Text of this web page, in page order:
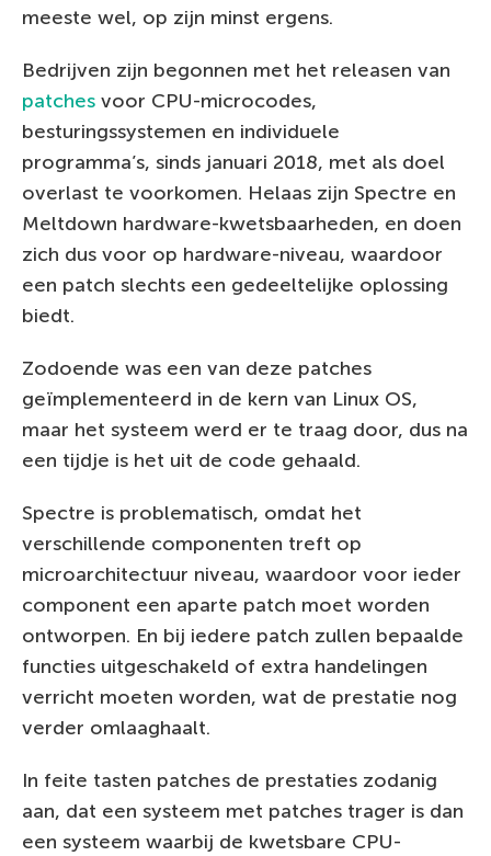
meeste wel, op zijn minst ergens.
Bedrijven zijn begonnen met het releasen van
patches voor CPU-microcodes,
besturingssystemen en individuele
programma’s, sinds januari 2018, met als doel
overlast te voorkomen. Helaas zijn Spectre en
Meltdown hardware-kwetsbaarheden, en doen
zich dus voor op hardware-niveau, waardoor
een patch slechts een gedeeltelijke oplossing
biedt.
Zodoende was een van deze patches
geïmplementeerd in de kern van Linux OS,
maar het systeem werd er te traag door, dus na
een tijdje is het uit de code gehaald.
Spectre is problematisch, omdat het
verschillende componenten treft op
microarchitectuur niveau, waardoor voor ieder
component een aparte patch moet worden
ontworpen. En bij iedere patch zullen bepaalde
functies uitgeschakeld of extra handelingen
verricht moeten worden, wat de prestatie nog
verder omlaaghaalt.
In feite tasten patches de prestaties zodanig
aan, dat een systeem met patches trager is dan
een systeem waarbij de kwetsbare CPU-